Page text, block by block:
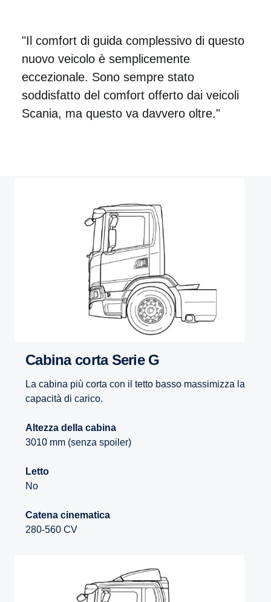
"Il comfort di guida complessivo di questo
nuovo veicolo è semplicemente
eccezionale. Sono sempre stato
soddisfatto del comfort offerto dai veicoli
Scania, ma questo va davvero oltre."
Cabina corta Serie G
La cabina più corta con il tetto basso massimizza la
capacità di carico.
Altezza della cabina
3010 mm (senza spoiler)
Letto
No
Catena cinematica
280-560 CV